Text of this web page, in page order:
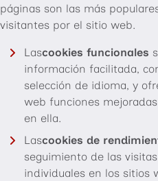
páginas son las más
visitantes por el sitio web.
Lascookies funcionales
información facilitada,
selección de idioma, y
web funciones
en ella.
Lascookies de
seguimiento de las
individuales en los sitios